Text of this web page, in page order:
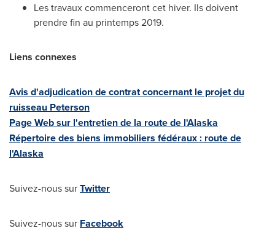
Les travaux commenceront cet hiver. Ils doivent
prendre fin au printemps 2019.
Liens connexes
Avis d'adjudication de contrat concernant le projet du
ruisseau Peterson
Page Web sur l'entretien de la route de l'Alaska
Répertoire des biens immobiliers fédéraux : route de
l'Alaska
Suivez-nous surTwitter
Suivez-nous sur Facebook